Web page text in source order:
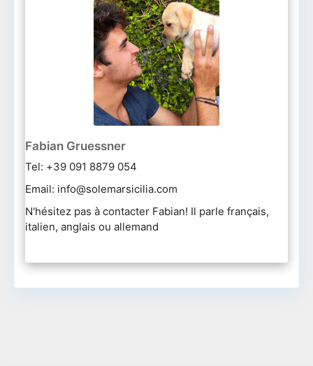
Fabian Gruessner
Tel: +39 091 8879 054
Email: info@solemarsicilia.com
N'hésitez pas à contacter Fabian! Il parle français,
italien, anglais ou allemand